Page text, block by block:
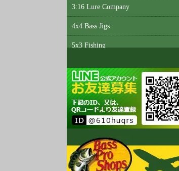
3:16 Lure Company
4x4 Bass Jigs
5x3 Fishing
A3 Anglers
Abu Garcia
Accent
Acme Tackle
AC Shiners